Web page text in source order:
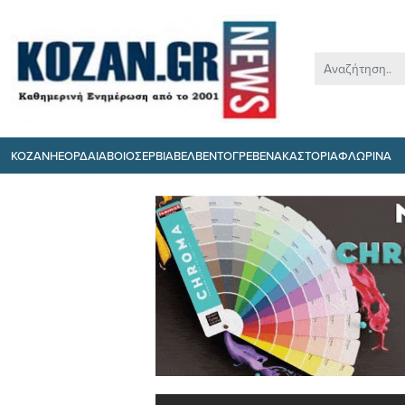
ΚΟΖΑΝΗΕΟΡΔΑΙΑΒΟΙΟΣΕΡΒΙΑΒΕΛΒΕΝΤΟΓΡΕΒΕΝΑΚΑΣΤΟΡΙΑΦΛΩΡΙΝΑ